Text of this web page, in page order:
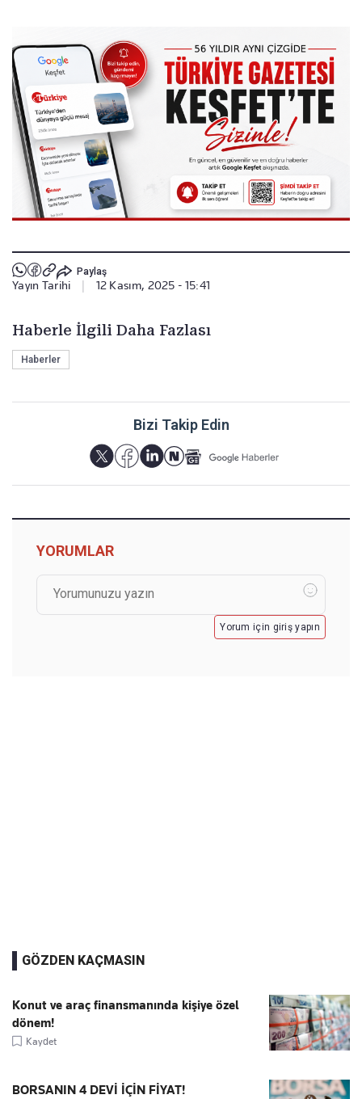
Paylaş
Yayın Tarihi 12 Kasım, 2025 - 15:41
Haberle İlgili Daha Fazlası
Haberler
Bizi Takip Edin
YORUMLAR
Yorum için giriş yapın
GÖZDEN KAÇMASIN
Konut ve araç finansmanında kişiye özel
dönem!
Kaydet
BORSANIN 4 DEVİ İÇİN FİYAT!